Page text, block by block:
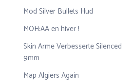
Mod Silver Bullets Hud
MOH:AA en hiver !
Skin Arme Verbesserte Silenced
9mm
Map Algiers Again